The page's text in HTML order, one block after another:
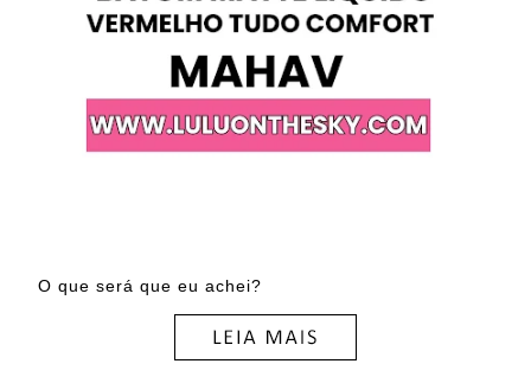
O que será que eu achei?